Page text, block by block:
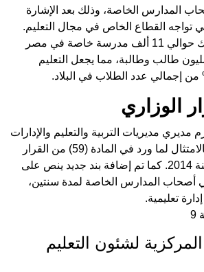
المدارس الخاصة، وذلك بعد الإشارة
تواجه القطاع الخاص في مجال التعليم.
وفقًا للإحصائيات، هناك حوالي 11 ألف مدرسة خاصة في مصر
ما يقرب من 2 مليون طالب وطالبة، مما يجعل التعليم
الوزاري
مديري مديريات التربية والتعليم والإدارات
التعليمية التابعة لهم بالامتثال لما ورد في المادة (59) من القرار
الوزاري رقم 420 لسنة 2014. كما تم إضافة بند جديد ينص على
أصحاب المدارس الخاصة لمدة سنتين،
تعليمية.
لشئون التعليم